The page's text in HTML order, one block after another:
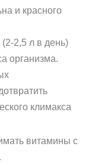
и красного
2,5 л в день)
организма.
климакса
витамины с